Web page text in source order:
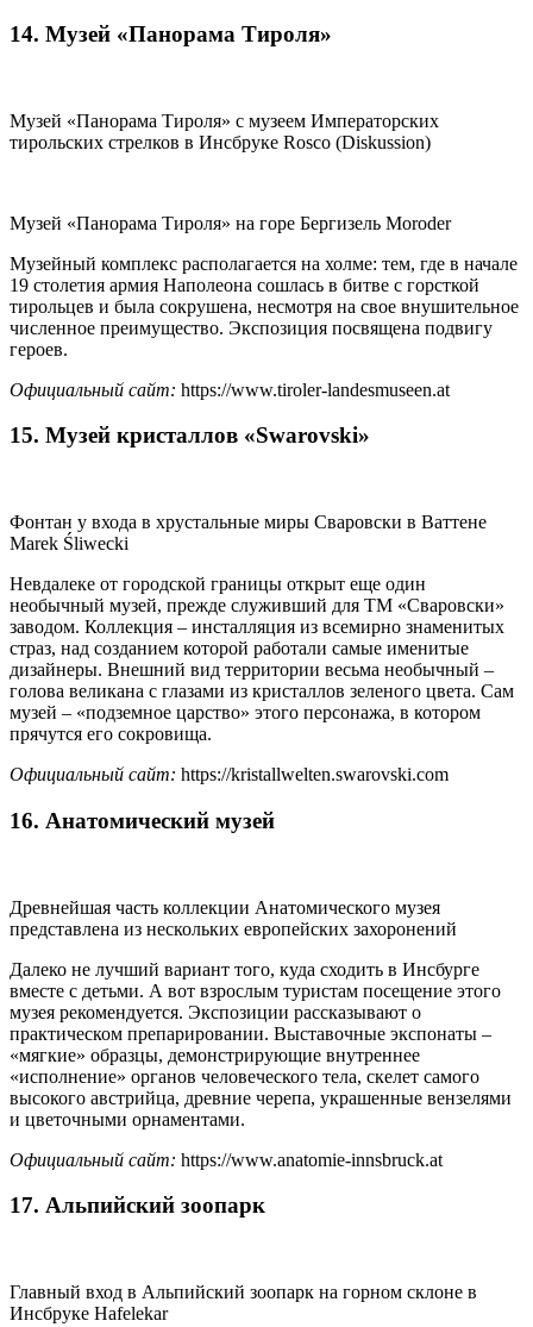
14. Музей «Панорама Тироля»
Музей «Панорама Тироля» с музеем Императорских
тирольских стрелков в Инсбруке Rosco (Diskussion)
Музей «Панорама Тироля» на горе Бергизель Moroder
Музейный комплекс располагается на холме: тем, где в начале
19 столетия армия Наполеона сошлась в битве с горсткой
тирольцев и была сокрушена, несмотря на свое внушительное
численное преимущество. Экспозиция посвящена подвигу
героев.
Официальный сайт: https://www.tiroler-landesmuseen.at
15. Музей кристаллов «Swarovski»
Фонтан у входа в хрустальные миры Сваровски в Ваттене
Marek Śliwecki
Невдалеке от городской границы открыт еще один
необычный музей, прежде служивший для ТМ «Сваровски»
заводом. Коллекция – инсталляция из всемирно знаменитых
страз, над созданием которой работали самые именитые
дизайнеры. Внешний вид территории весьма необычный –
голова великана с глазами из кристаллов зеленого цвета. Сам
музей – «подземное царство» этого персонажа, в котором
прячутся его сокровища.
Официальный сайт: https://kristallwelten.swarovski.com
16. Анатомический музей
Древнейшая часть коллекции Анатомического музея
представлена из нескольких европейских захоронений
Далеко не лучший вариант того, куда сходить в Инсбурге
вместе с детьми. А вот взрослым туристам посещение этого
музея рекомендуется. Экспозиции рассказывают о
практическом препарировании. Выставочные экспонаты –
«мягкие» образцы, демонстрирующие внутреннее
«исполнение» органов человеческого тела, скелет самого
высокого австрийца, древние черепа, украшенные вензелями
и цветочными орнаментами.
Официальный сайт: https://www.anatomie-innsbruck.at
17. Альпийский зоопарк
Главный вход в Альпийский зоопарк на горном склоне в
Инсбруке Hafelekar